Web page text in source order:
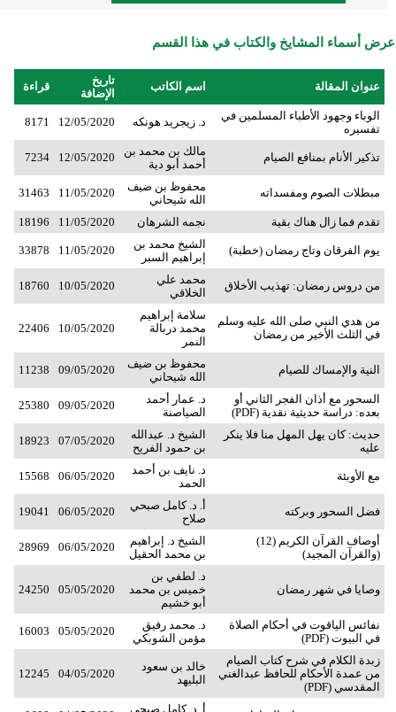
عرض أسماء المشايخ والكتاب في هذا القسم
عنوان المقالة اسم الكاتب
تاريخ
الإضافة
قراءة
الوباء وجهود الأطباء المسلمين في
تفسيره
د. زيجريد هونكه 12/05/2020
8171
تذكير الأنام بمنافع الصيام
مالك بن محمد بن
أحمد أبو دية
12/05/2020
7234
مبطلات الصوم ومفسداته
محفوظ بن ضيف
الله شيحاني
11/05/2020
31463
تقدم فما زال هناك بقية نجمه الشرهان 11/05/2020
18196
يوم الفرقان وتاج رمضان (خطبة)
الشيخ محمد بن
إبراهيم السبر
11/05/2020
33878
من دروس رمضان: تهذيب الأخلاق
محمد علي
الخلاقي
10/05/2020
18760
من هدي النبي صلى الله عليه وسلم
في الثلث الأخير من رمضان
سلامة إبراهيم
محمد دربالة
النمر
10/05/2020
22406
النية والإمساك للصيام
محفوظ بن ضيف
الله شيحاني
09/05/2020
11238
السحور مع أذان الفجر الثاني أو
بعده: دراسة حديثية نقدية (PDF)
د. عمار أحمد
الصياصنة
09/05/2020
25380
حديث: كان يهل المهل منا فلا ينكر
عليه
الشيخ د. عبدالله
بن حمود الفريح
07/05/2020
18923
مع الأوبئة
د. نايف بن أحمد
الحمد
06/05/2020
15568
فضل السحور وبركته
أ. د. كامل صبحي
صلاح
06/05/2020
19041
أوصاف القرآن الكريم (12)
(والقرآن المجيد)
الشيخ د. إبراهيم
بن محمد الحقيل
06/05/2020
28969
وصايا في شهر رمضان
د. لطفي بن
خميس بن محمد
أبو خشيم
05/05/2020
24250
نفائس الياقوت في أحكام الصلاة
في البيوت (PDF)
د. محمد رفيق
مؤمن الشوبكي
05/05/2020
16003
زبدة الكلام في شرح كتاب الصيام
من عمدة الأحكام للحافظ عبدالغني
المقدسي (PDF)
خالد بن سعود
البليهد
04/05/2020
12245
أ. د. كامل صبحي